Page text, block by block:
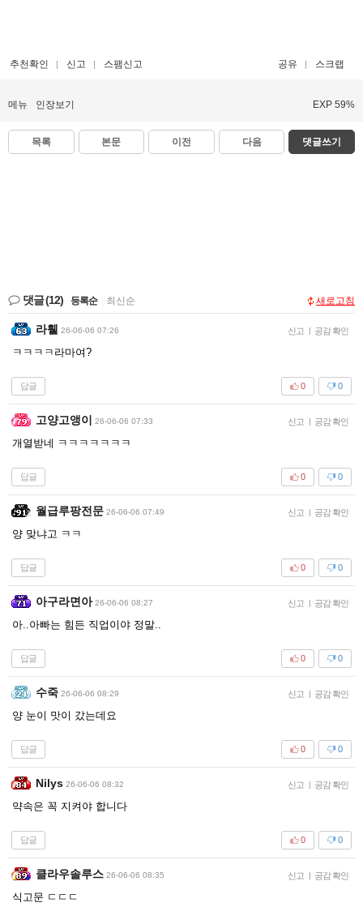
추천확인 신고 스팸신고 공유 스크랩
메뉴 인장보기 EXP 59%
목록 본문 이전 다음 댓글쓰기
댓글(12) 등록순 최신순 새로고침
라휄 26-06-06 07:26 신고 | 공감 확인
ㅋㅋㅋㅋ라마여?
답글 0
0
고양고앵이 26-06-06 07:33 신고 | 공감 확인
개열받네 ㅋㅋㅋㅋㅋㅋㅋ
답글 0
0
월급루팡전문 26-06-06 07:49 신고 | 공감 확인
양 맞냐고 ㅋㅋ
답글 0
0
아구라면아 26-06-06 08:27 신고 | 공감 확인
아..아빠는 힘든 직업이야 정말..
답글 0
0
수죽 26-06-06 08:29 신고 | 공감 확인
양 눈이 맛이 갔는데요
답글 0
0
Nilys 26-06-06 08:32 신고 | 공감 확인
약속은 꼭 지켜야 합니다
답글 0
0
클라우솔루스 26-06-06 08:35 신고 | 공감 확인
식고문 ㄷㄷㄷ